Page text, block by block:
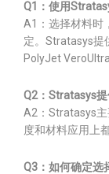
Q1：使用
A1：选择材料时
定。Stratasys提
PolyJet VeroUltra
Q2：Stratasys
A2：Stratasys
度和材料应用上
Q3：如何确定选